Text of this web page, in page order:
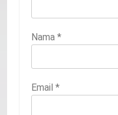
Nama *
Email *